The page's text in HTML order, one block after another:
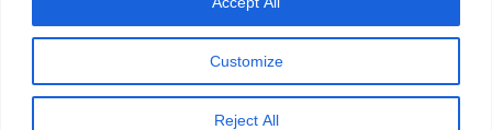
Customize
Reject All